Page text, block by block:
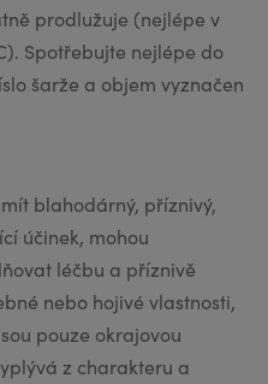
prodlužuje (nejlépe v
Spotřebujte nejlépe do
šarže a objem vyznačen
blahodárný, příznivý,
účinek, mohou
léčbu a příznivě
nebo hojivé vlastnosti,
pouze okrajovou
z charakteru a